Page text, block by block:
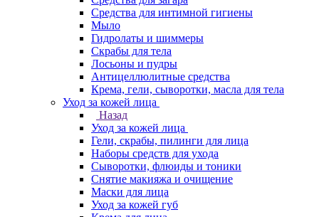
Средства для интимной гигиены
Мыло
Гидролаты и шиммеры
Скрабы для тела
Лосьоны и пудры
Антицеллюлитные средства
Крема, гели, сыворотки, масла для тела
Уход за кожей лица
Назад
Уход за кожей лица
Гели, скрабы, пилинги для лица
Наборы средств для ухода
Сыворотки, флюиды и тоники
Снятие макияжа и очищение
Маски для лица
Уход за кожей губ